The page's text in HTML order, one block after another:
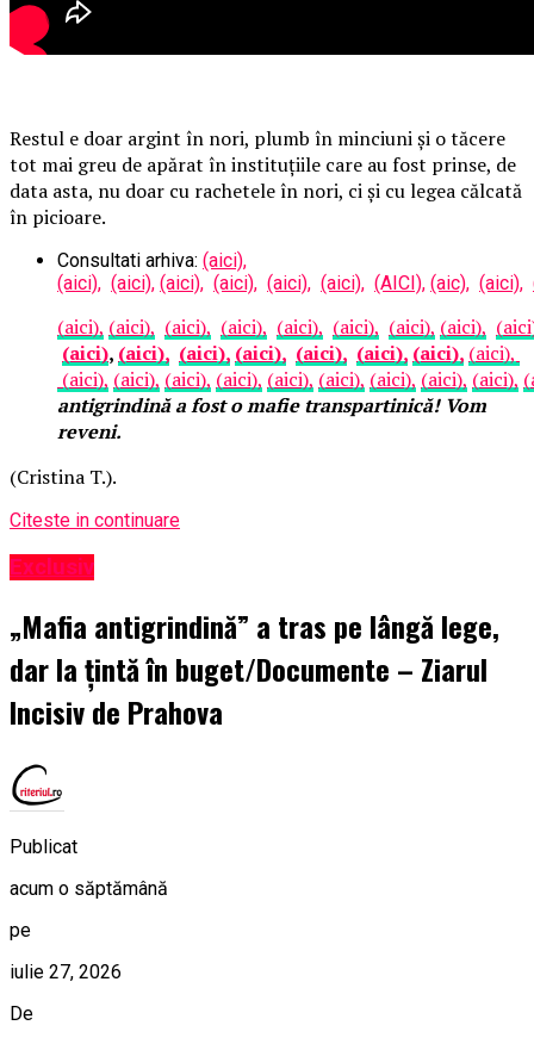
Restul e doar argint în nori, plumb în minciuni și o tăcere
tot mai greu de apărat în instituțiile care au fost prinse, de
data asta, nu doar cu rachetele în nori, ci și cu legea călcată
în picioare.
Consultati arhiva: (aici),
(aici), (aici), (aici), (aici), (aici), (aici), (AICI), (aic), (aici),
(aici), (aici), (aici), (aici), (aici), (aici), (aici), (aici),
(aici), (aici), (aici), (aici), (aici), (aici), (aici), (aici),
(aici), (aici), (aici), (aici), (aici), (aici), (aici), (aici), (aici),
antigrindină a fost o mafie transpartinică! Vom
reveni.
(Cristina T.).
Citeste in continuare
Exclusiv
„Mafia antigrindină” a tras pe lângă lege,
dar la țintă în buget/Documente – Ziarul
Incisiv de Prahova
Publicat
acum o săptămână
pe
iulie 27, 2026
De